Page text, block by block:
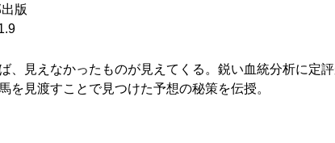
版
、見えなかったものが見えてくる。鋭い血統分析に定
を見渡すことで見つけた予想の秘策を伝授。